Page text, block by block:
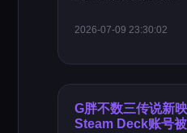
2026-07-09 23:30:02
G胖不数三传说新
Steam Deck账号